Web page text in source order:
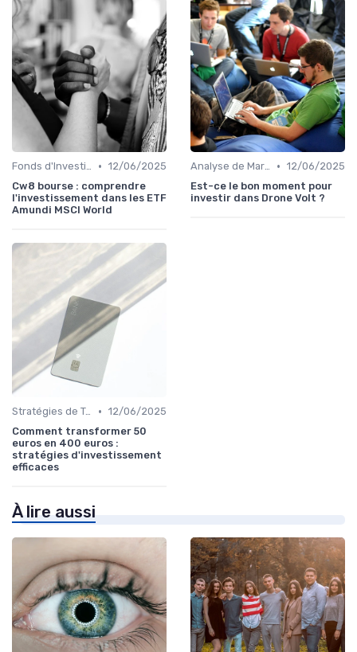
Fonds d'Investissement et ETF • 12/06/2025
Cw8 bourse : comprendre
l'investissement dans les ETF
Amundi MSCI World
Analyse de Marché • 12/06/2025
Est-ce le bon moment pour
investir dans Drone Volt ?
Stratégies de Trading • 12/06/2025
Comment transformer 50
euros en 400 euros :
stratégies d'investissement
efficaces
À lire aussi